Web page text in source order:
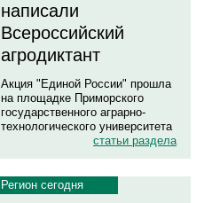
написали
Всероссийский
агродиктант
Акция "Единой России" прошла
на площадке Приморского
государственного аграрно-
технологического университета
статьи раздела
Регион сегодня